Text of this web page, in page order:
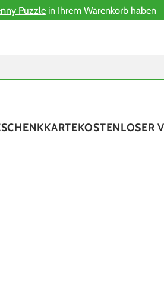
Puzzlein Ihrem Warenkorb haben
KOSTENLOSER